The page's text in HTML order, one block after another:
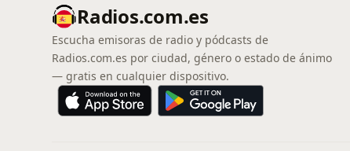
Radios.com.es
Escucha emisoras de radio y pódcasts de
Radios.com.es por ciudad, género o estado de ánimo
— gratis en cualquier dispositivo.